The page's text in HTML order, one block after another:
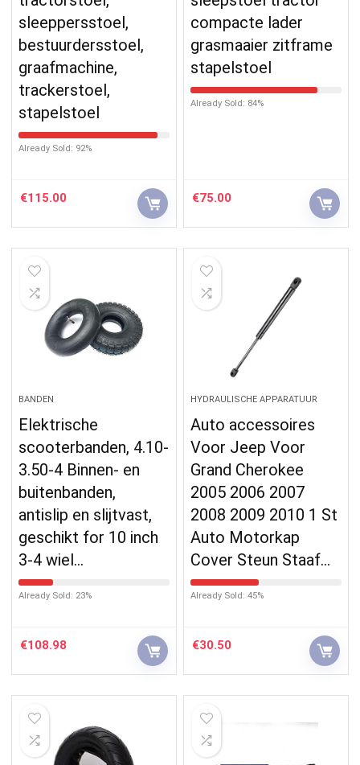
sleeppersstoel,
bestuurdersstoel,
graafmachine,
trackerstoel,
stapelstoel
Already Sold: 92%
€115.00
compacte lader
grasmaaier zitframe
stapelstoel
Already Sold: 84%
€75.00
BANDEN
Elektrische
scooterbanden, 4.10-
3.50-4 Binnen- en
buitenbanden,
antislip en slijtvast,
geschikt for 10 inch
3-4 wiel…
Already Sold: 23%
€108.98
HYDRAULISCHE APPARATUUR
Auto accessoires
Voor Jeep Voor
Grand Cherokee
2005 2006 2007
2008 2009 2010 1 St
Auto Motorkap
Cover Steun Staaf…
Already Sold: 45%
€30.50